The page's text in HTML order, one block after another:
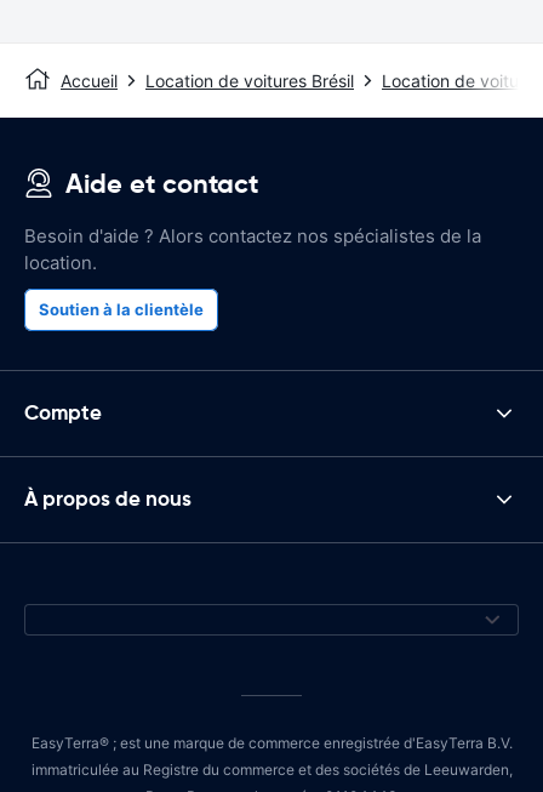
Accueil Location de voitures Brésil Location de
Aide et contact
Besoin d'aide ? Alors contactez nos spécialistes de la
location.
Soutien à la clientèle
Compte
À propos de nous
EasyTerra® ; est une marque de commerce enregistrée d'EasyTerra B.V.
immatriculée au Registre du commerce et des sociétés de Leeuwarden,